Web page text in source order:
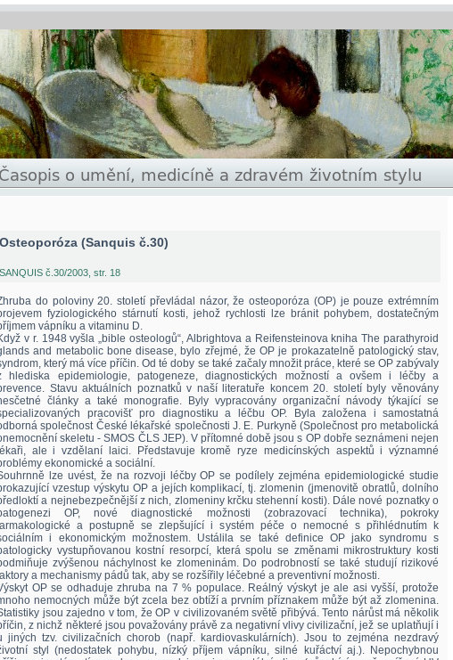
Osteoporóza (Sanquis č.30)
SANQUIS č.30/2003, str. 18
do poloviny 20. století převládal názor, že osteoporóza (OP) je pouze extrémním
fyziologického stárnutí kosti, jehož rychlosti lze bránit pohybem, dostatečným
vápníku a vitaminu D.
v r. 1948 vyšla „bible osteologů“, Albrightova a Reifensteinova kniha The parathyroid
and metabolic bone disease, bylo zřejmé, že OP je prokazatelně patologický stav,
který má více příčin. Od té doby se také začaly množit práce, které se OP zabývaly
hlediska epidemiologie, patogeneze, diagnostických možností a ovšem i léčby a
Stavu aktuálních poznatků v naší literatuře koncem 20. století byly věnovány
články a také monografie. Byly vypracovány organizační návody týkající se
pracovišť pro diagnostiku a léčbu OP. Byla založena i samostatná
společnost České lékařské společnosti J. E. Purkyně (Společnost pro metabolická
skeletu - SMOS ČLS JEP). V přítomné době jsou s OP dobře seznámeni nejen
lékaři, ale i vzdělaní laici. Představuje kromě ryze medicínských aspektů i významné
ekonomické a sociální.
lze uvést, že na rozvoji léčby OP se podílely zejména epidemiologické studie
vzestup výskytu OP a jejích komplikací, tj. zlomenin (jmenovitě obratlů, dolního
a nejnebezpečnější z nich, zlomeniny krčku stehenní kosti). Dále nové poznatky o
OP, nové diagnostické možnosti (zobrazovací technika), pokroky
a postupně se zlepšující i systém péče o nemocné s přihlédnutím k
i ekonomickým možnostem. Ustálila se také definice OP jako syndromu s
vystupňovanou kostní resorpcí, která spolu se změnami mikrostruktury kosti
zvýšenou náchylnost ke zlomeninám. Do podrobností se také studují rizikové
a mechanismy pádů tak, aby se rozšířily léčebné a preventivní možnosti.
OP se odhaduje zhruba na 7 % populace. Reálný výskyt je ale asi vyšší, protože
nemocných může být zcela bez obtíží a prvním příznakem může být až zlomenina.
jsou zajedno v tom, že OP v civilizovaném světě přibývá. Tento nárůst má několik
z nichž některé jsou považovány právě za negativní vlivy civilizační, jež se uplatňují i
jiných tzv. civilizačních chorob (např. kardiovaskulárních). Jsou to zejména nezdravý
styl (nedostatek pohybu, nízký příjem vápníku, silné kuřáctví aj.). Nepochybnou